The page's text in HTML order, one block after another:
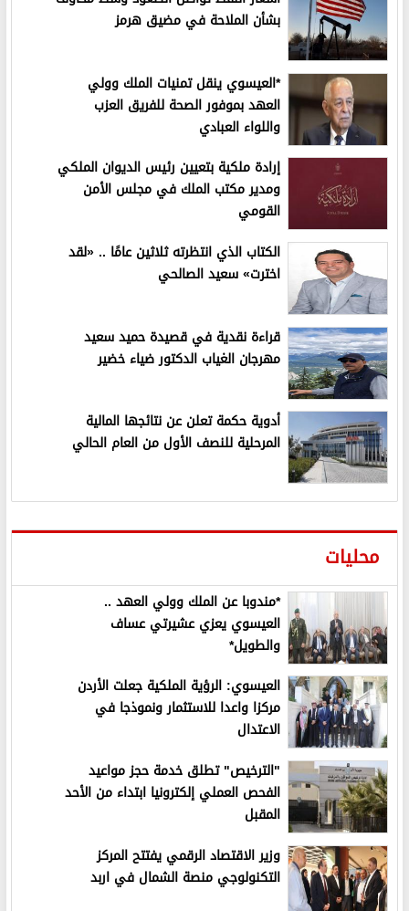
بشأن الملاحة في مضيق هرمز
*العيسوي ينقل تمنيات الملك وولي
العهد بموفور الصحة للفريق العزب
واللواء العبادي
إرادة ملكية بتعيين رئيس الديوان الملكي
ومدير مكتب الملك في مجلس الأمن
القومي
الكتاب الذي انتظرته ثلاثين عامًا .. «لقد
اخترت» سعيد الصالحي
قراءة نقدية في قصيدة حميد سعيد
مهرجان الغياب الدكتور ضياء خضير
أدوية حكمة تعلن عن نتائجها المالية
المرحلية للنصف الأول من العام الحالي
محليات
*مندوبا عن الملك وولي العهد ..
العيسوي يعزي عشيرتي عساف
والطويل*
العيسوي: الرؤية الملكية جعلت الأردن
مركزا واعدا للاستثمار ونموذجا في
الاعتدال
"الترخيص" تطلق خدمة حجز مواعيد
الفحص العملي إلكترونيا ابتداء من الأحد
المقبل
وزير الاقتصاد الرقمي يفتتح المركز
التكنولوجي منصة الشمال في اربد